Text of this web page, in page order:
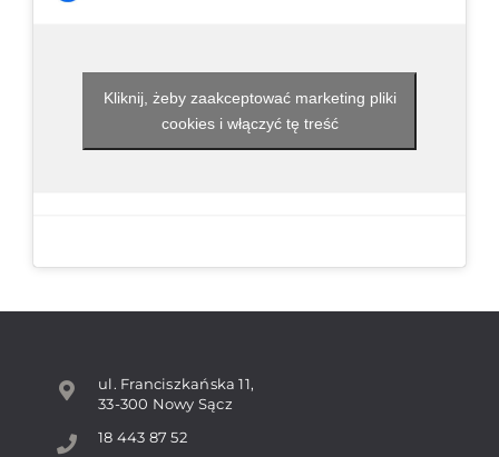
Kliknij, żeby zaakceptować marketing pliki
cookies i włączyć tę treść
ul. Franciszkańska 11,
33-300 Nowy Sącz
18 443 87 52